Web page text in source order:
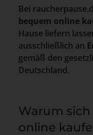
Bei
bequem online
Hause liefern
ausschließlich an
gemäß den
Deutschland.
Warum
online